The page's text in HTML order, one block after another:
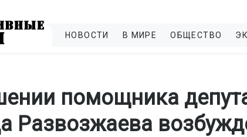
НОВОСТИ В МИРЕ ОБЩЕСТВО
помощника
Развозжаева